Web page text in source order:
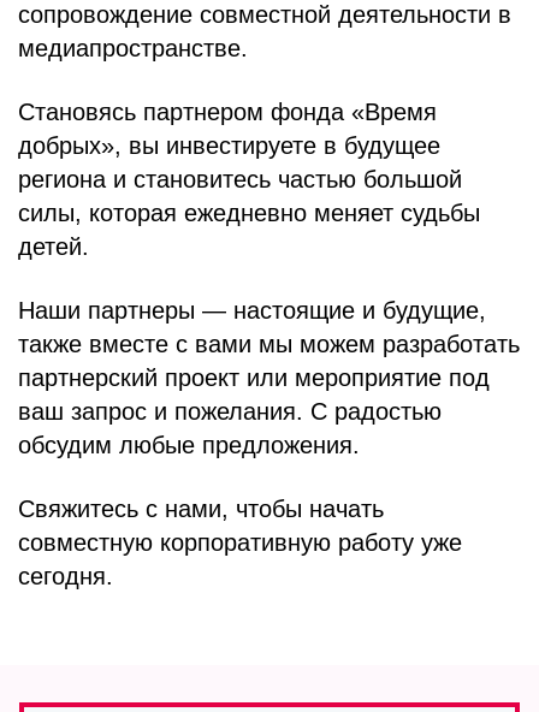
сопровождение совместной деятельности в
медиапространстве.
Становясь партнером фонда «Время
добрых», вы инвестируете в будущее
региона и становитесь частью большой
силы, которая ежедневно меняет судьбы
детей.
Наши партнеры — настоящие и будущие,
также вместе с вами мы можем разработать
партнерский проект или мероприятие под
ваш запрос и пожелания. С радостью
обсудим любые предложения.
Свяжитесь с нами, чтобы начать
совместную корпоративную работу уже
сегодня.